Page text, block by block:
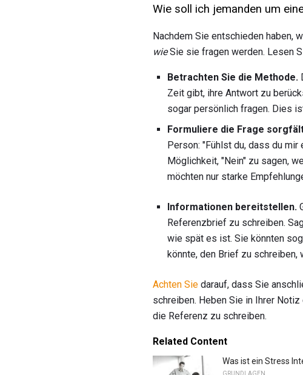
Wie soll ich jemanden um
Nachdem Sie entschieden haben,
wieSie sie fragen werden. Lesen
Betrachten Sie die Methode.
Zeit gibt, ihre Antwort zu
sogar persönlich fragen. Dies
Formuliere die Frage
Person: "Fühlst du, dass du
Möglichkeit, "Nein" zu sagen,
möchten nur starke
Informationen bereitstellen.
Referenzbrief zu schreiben.
wie spät es ist. Sie könnten
könnte, den Brief zu
Achten Sie darauf, dass Sie
schreiben. Heben Sie in Ihrer
die Referenz zu schreiben.
Related Content
Was ist ein Stress
GRUNDLAGEN